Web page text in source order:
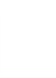
a favoritos